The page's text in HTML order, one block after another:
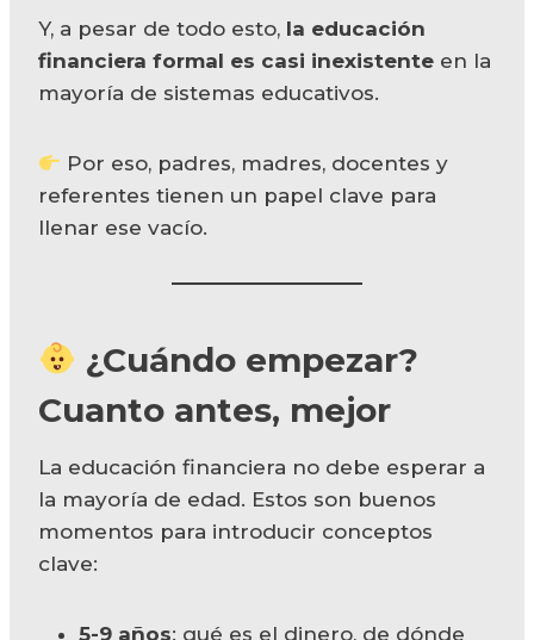
Y, a pesar de todo esto, la educación
financiera formal es casi inexistente en la
mayoría de sistemas educativos.
Por eso, padres, madres, docentes y
referentes tienen un papel clave para
llenar ese vacío.
¿Cuándo empezar?
Cuanto antes, mejor
La educación financiera no debe esperar a
la mayoría de edad. Estos son buenos
momentos para introducir conceptos
clave:
5-9 años: qué es el dinero, de dónde